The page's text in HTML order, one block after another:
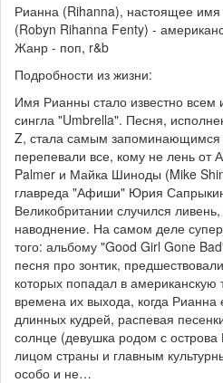
Рианна (Rihanna), настоящее
(Robyn Rihanna Fenty) -
Жанр - поп, r&b
Подробности из жизни:
Имя Рианны стало известно всем
сингла "Umbrella". Песня,
Z, стала самым запоминающимся
перепевали все, кому не лень
Palmer и Майка Шиноды (Mike
главреда "Афиши" Юрия
Великобритании случился
наводнение. На самом деле
того: альбому "Good Girl Gone
песня про зонтик,
которых попадал в американскую
времена их выхода, когда
длинных кудрей, распевая
солнце (девушка родом с острова
лицом страны и главным
особо и не…